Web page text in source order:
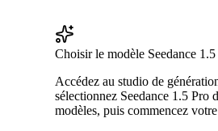
Choisir le modèle Seedance
Accédez au studio de
sélectionnez Seedance 1.5 Pro
modèles, puis commencez